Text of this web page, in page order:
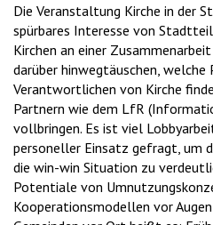
Die Veranstaltung Kirche in der
spürbares Interesse von
Kirchen an einer
darüber hinwegtäuschen, welche
Verantwortlichen von Kirche
Partnern wie dem LfR
vollbringen. Es ist viel
personeller Einsatz gefragt, um
die win-win Situation zu
Potentiale von
Kooperationsmodellen vor